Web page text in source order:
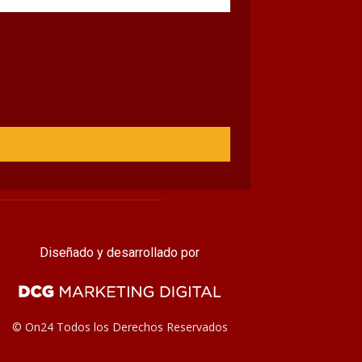
Diseñado y desarrollado por
© On24 Todos los Derechos Reservados